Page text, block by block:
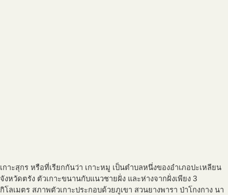
เกาะสุกร หรือที่เรียกกันว่า เกาะหมู เป็นตำบลหนึ่งของอำเภอปะเหลียน
จังหวัดตรัง ตัวเกาะขนานกับแนวชายฝั่ง และห่างจากฝั่งเพียง 3
กิโลเมตร สภาพตัวเกาะประกอบด้วยภูเขา สวนยางพารา ป่าโกงกาง นา